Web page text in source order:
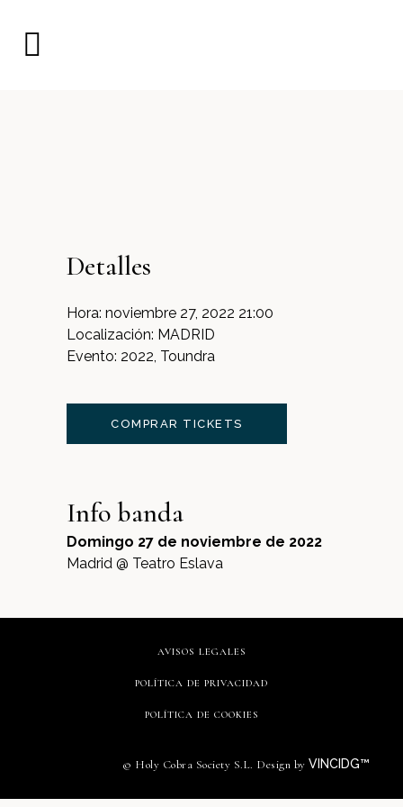
Detalles
Hora: noviembre 27, 2022 21:00
Localización: MADRID
Evento: 2022, Toundra
COMPRAR TICKETS
Info banda
Domingo 27 de noviembre de 2022
Madrid @ Teatro Eslava
AVISOS LEGALES
POLÍTICA DE PRIVACIDAD
POLÍTICA DE COOKIES
© Holy Cobra Society S.L. Design by VINCIDG™